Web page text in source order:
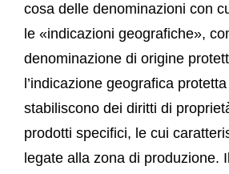
cosa delle denominazioni con
le «indicazioni geografiche»,
denominazione di origine
l’indicazione geografica
stabiliscono dei diritti di
prodotti specifici, le cui
legate alla zona di produzione. Il